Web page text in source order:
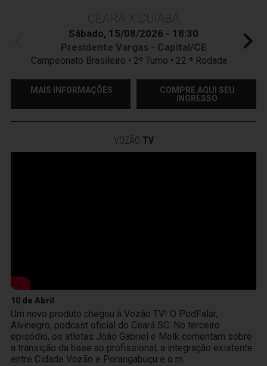
CEARÁ X CUIABÁ
Sábado, 15/08/2026 - 18:30
Presidente Vargas - Capital/CE
Campeonato Brasileiro • 2º Turno • 22 ª Rodada
MAIS INFORMAÇÕES
COMPRE AQUI SEU
INGRESSO
VOZÃO TV
10 de Abril
Um novo produto chegou à Vozão TV! O PodFalar,
Alvinegro, podcast oficial do Ceará SC. No terceiro
episódio, os atletas João Gabriel e Melk comentam sobre
a transição da base ao profissional, a integração existente
entre Cidade Vozão e Porangabuçu e o m